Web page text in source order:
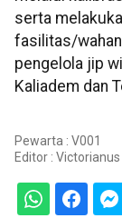
serta
fasilitas/
pengelola jip
Kaliadem dan
Pewarta : V001
Editor :